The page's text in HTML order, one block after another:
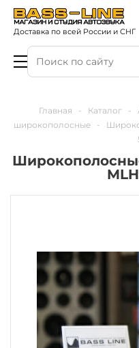
Доставка по всей России и СНГ
Главная - Каталог -
широкополосные
-